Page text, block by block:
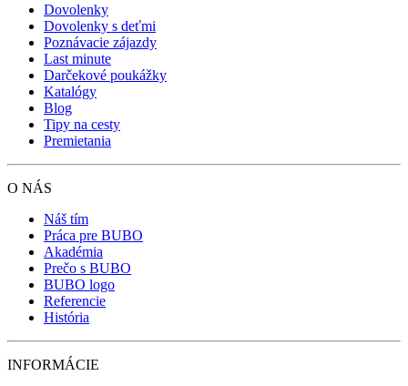
Dovolenky
Dovolenky s deťmi
Poznávacie zájazdy
Last minute
Darčekové poukážky
Katalógy
Blog
Tipy na cesty
Premietania
O NÁS
Náš tím
Práca pre BUBO
Akadémia
Prečo s BUBO
BUBO logo
Referencie
História
INFORMÁCIE